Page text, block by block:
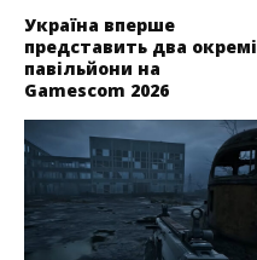
Україна вперше
представить два окремі
павільйони на
Gamescom 2026